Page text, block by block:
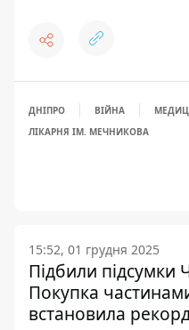
ДНІПРО ВІЙНА
ЛІКАРНЯ ІМ. МЕЧНИКОВА
15:52, 01 грудня 2025
Підбили підсумки
Покупка
встановила